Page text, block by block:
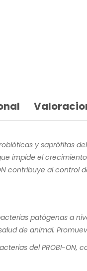
y saprófitas
impide el
contribuye al
patógenas a
de animal.
del PROBI-